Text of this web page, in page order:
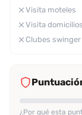
Visita moteles
Visita domicilios
Clubes swinger
¿Por qué esta